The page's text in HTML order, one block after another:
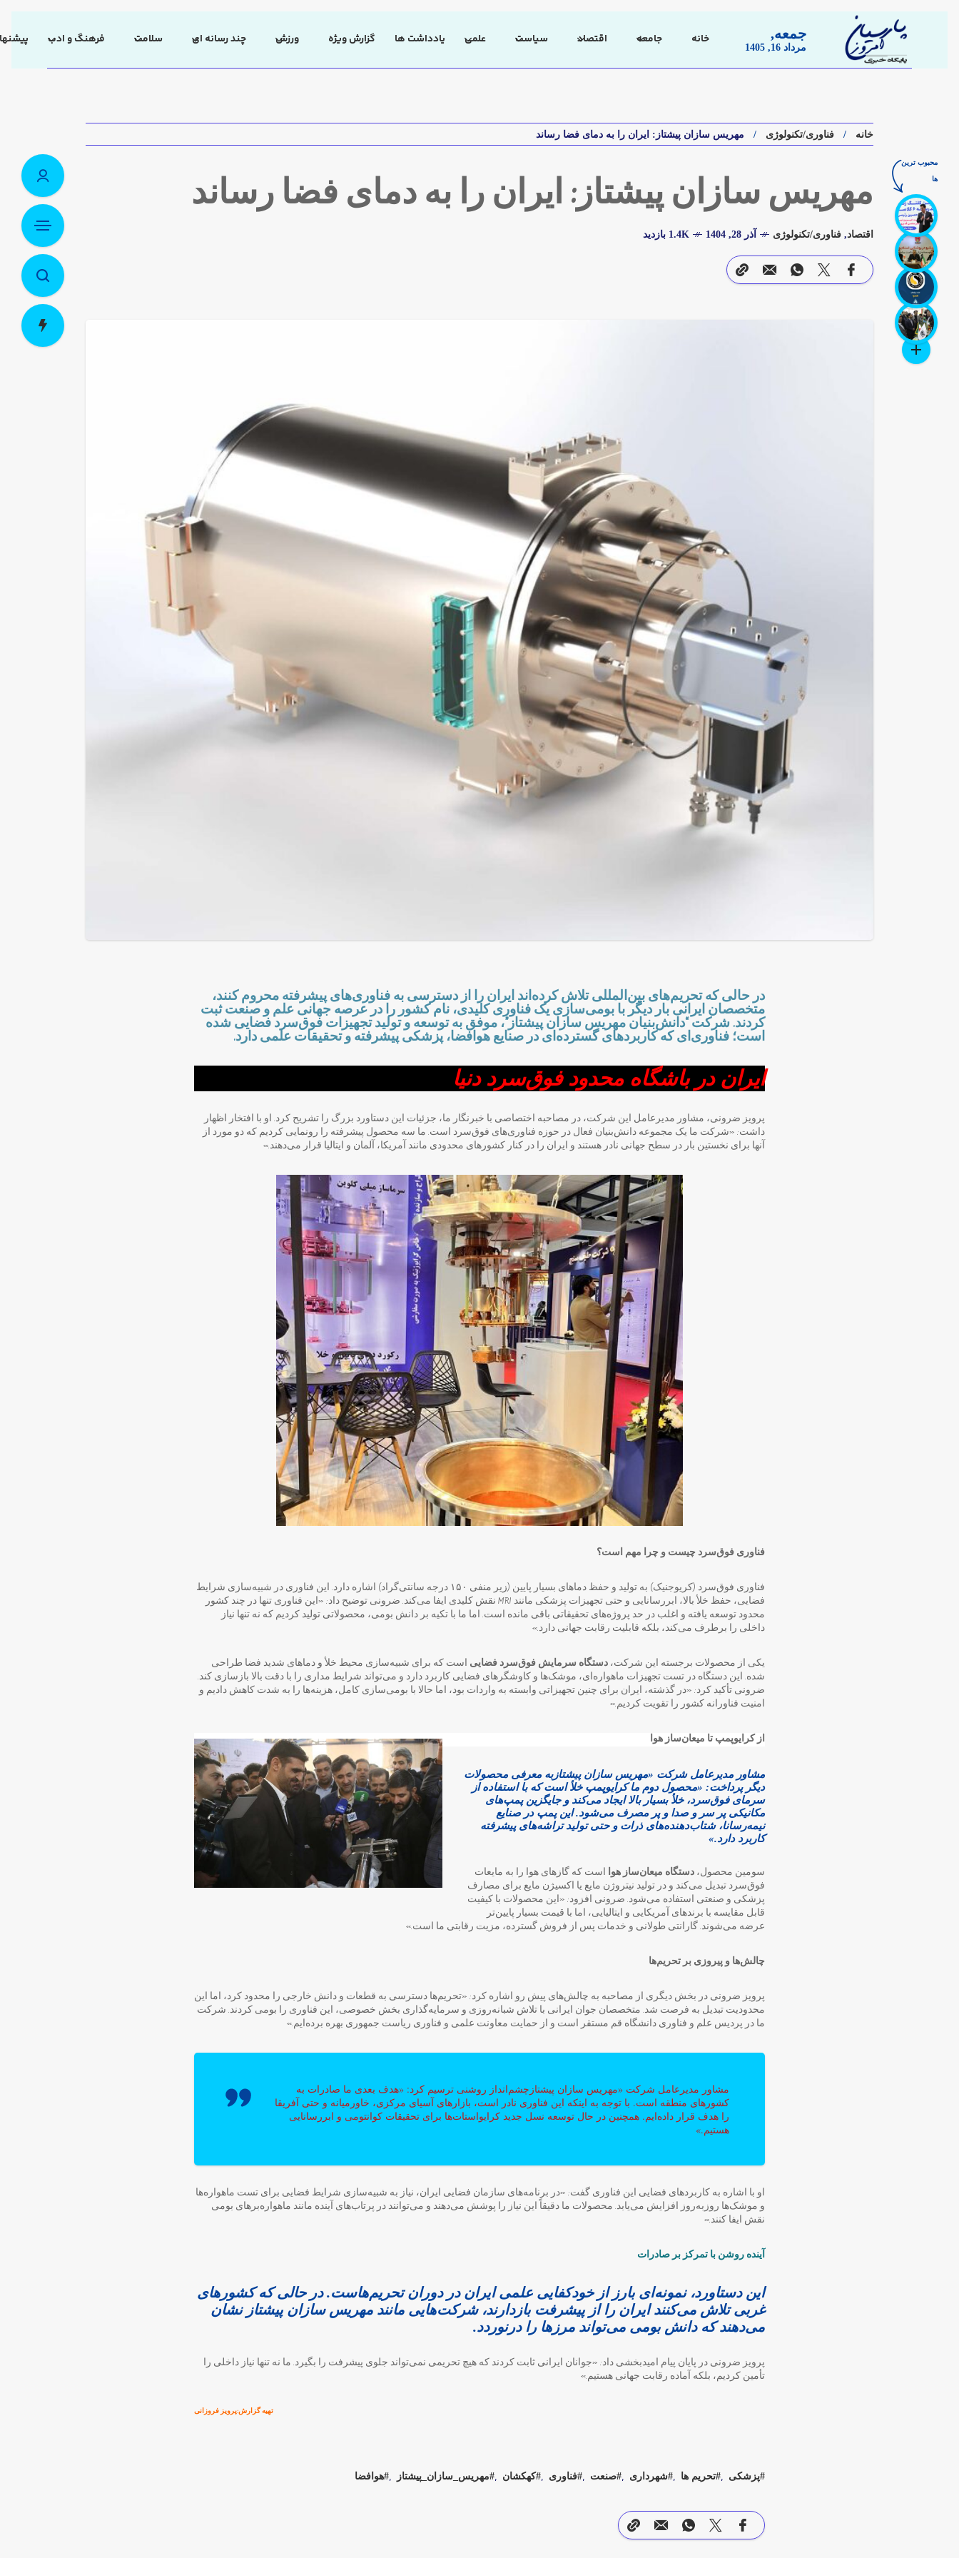
جمعه,
مرداد 16, 1405
خانه جامعه اقتصاد سیاست علمی یادداشت ها گزارش ویژه ورزش چند رسانه ای سلامت فرهنگ و ادب
خانه فناوری/تکنولوژی مهریس‌ سازان پیشتاز: ایران را به دمای فضا رساند
مهریس‌ سازان پیشتاز: ایران را به دمای فضا رساند
اقتصاد, فناوری/تکنولوژی آذر 28, 1404 1.4K بازدید
در حالی که تحریم‌های بین‌المللی تلاش کرده‌اند ایران را از دسترسی به فناوری‌های پیشرفته محروم کنند،
متخصصان ایرانی بار دیگر با بومی‌سازی یک فناوری کلیدی، نام کشور را در عرصه جهانی علم و صنعت ثبت
کردند. شرکت “دانش‌بنیان مهریس‌ سازان پیشتاز”، موفق به توسعه و تولید تجهیزات فوق‌سرد فضایی شده
است؛ فناوری‌ای که کاربردهای گسترده‌ای در صنایع هوافضا، پزشکی پیشرفته و تحقیقات علمی دارد.
ایران در باشگاه محدود فوق‌سرد دنیا
پرویز ضرونی، مشاور مدیرعامل این شرکت، در مصاحبه اختصاصی با خبرنگار ما، جزئیات این دستاورد بزرگ را تشریح کرد. او با افتخار اظهار
داشت: «شرکت ما یک مجموعه دانش‌بنیان فعال در حوزه فناوری‌های فوق‌سرد است. ما سه محصول پیشرفته را رونمایی کردیم که دو مورد از
آنها برای نخستین بار در سطح جهانی نادر هستند و ایران را در کنار کشورهای محدودی مانند آمریکا، آلمان و ایتالیا قرار می‌دهند.»
فناوری فوق‌سرد چیست و چرا مهم است؟
فناوری فوق‌سرد (کریوجنیک) به تولید و حفظ دماهای بسیار پایین (زیر منفی ۱۵۰ درجه سانتی‌گراد) اشاره دارد. این فناوری در شبیه‌سازی شرایط
فضایی، حفظ خلأ بالا، ابررسانایی و حتی تجهیزات پزشکی مانند MRI نقش کلیدی ایفا می‌کند. ضرونی توضیح داد: «این فناوری تنها در چند کشور
محدود توسعه یافته و اغلب در حد پروژه‌های تحقیقاتی باقی مانده است. اما ما با تکیه بر دانش بومی، محصولاتی تولید کردیم که نه تنها نیاز
داخلی را برطرف می‌کند، بلکه قابلیت رقابت جهانی دارد.»
یکی از محصولات برجسته این شرکت، دستگاه سرمایش فوق‌سرد فضایی است که برای شبیه‌سازی محیط خلأ و دماهای شدید فضا طراحی
شده. این دستگاه در تست تجهیزات ماهواره‌ای، موشک‌ها و کاوشگرهای فضایی کاربرد دارد و می‌تواند شرایط مداری را با دقت بالا بازسازی کند.
ضرونی تأکید کرد: «در گذشته، ایران برای چنین تجهیزاتی وابسته به واردات بود، اما حالا با بومی‌سازی کامل، هزینه‌ها را به شدت کاهش دادیم و
امنیت فناورانه کشور را تقویت کردیم.»
از کرایوپمپ تا میعان‌ساز هوا
مشاور مدیرعامل شرکت «مهریس‌ سازان پیشتازبه معرفی محصولات
دیگر پرداخت: «محصول دوم ما کرایوپمپ خلأ است که با استفاده از
سرمای فوق‌سرد، خلأ بسیار بالا ایجاد می‌کند و جایگزین پمپ‌های
مکانیکی پر سر و صدا و پر مصرف می‌شود. این پمپ در صنایع
نیمه‌رسانا، شتاب‌دهنده‌های ذرات و حتی تولید تراشه‌های پیشرفته
کاربرد دارد.»
سومین محصول، دستگاه میعان‌ساز هوا است که گازهای هوا را به مایعات
فوق‌سرد تبدیل می‌کند و در تولید نیتروژن مایع یا اکسیژن مایع برای مصارف
پزشکی و صنعتی استفاده می‌شود. ضرونی افزود: «این محصولات با کیفیت
قابل مقایسه با برندهای آمریکایی و ایتالیایی، اما با قیمت بسیار پایین‌تر
عرضه می‌شوند. گارانتی طولانی و خدمات پس از فروش گسترده، مزیت رقابتی ما است.»
چالش‌ها و پیروزی بر تحریم‌ها
پرویز ضرونی در بخش دیگری از مصاحبه به چالش‌های پیش رو اشاره کرد: «تحریم‌ها دسترسی به قطعات و دانش خارجی را محدود کرد، اما این
محدودیت تبدیل به فرصت شد. متخصصان جوان ایرانی با تلاش شبانه‌روزی و سرمایه‌گذاری بخش خصوصی، این فناوری را بومی کردند. شرکت
ما در پردیس علم و فناوری دانشگاه قم مستقر است و از حمایت معاونت علمی و فناوری ریاست جمهوری بهره برده‌ایم.»
مشاور مدیرعامل شرکت «مهریس‌ سازان پیشتازچشم‌انداز روشنی ترسیم کرد: «هدف بعدی ما صادرات به
کشورهای منطقه است. با توجه به اینکه این فناوری نادر است، بازارهای آسیای مرکزی، خاورمیانه و حتی آفریقا
را هدف قرار داده‌ایم. همچنین در حال توسعه نسل جدید کرایواستات‌ها برای تحقیقات کوانتومی و ابررسانایی
هستیم.»
او با اشاره به کاربردهای فضایی این فناوری گفت: «در برنامه‌های سازمان فضایی ایران، نیاز به شبیه‌سازی شرایط فضایی برای تست ماهواره‌ها
و موشک‌ها روزبه‌روز افزایش می‌یابد. محصولات ما دقیقاً این نیاز را پوشش می‌دهند و می‌توانند در پرتاب‌های آینده مانند ماهواره‌برهای بومی
نقش ایفا کنند.»
آینده روشن با تمرکز بر صادرات
این دستاورد، نمونه‌ای بارز از خودکفایی علمی ایران در دوران تحریم‌هاست. در حالی که کشورهای
غربی تلاش می‌کنند ایران را از پیشرفت بازدارند، شرکت‌هایی مانند مهریس سازان پیشتاز نشان
می‌دهند که دانش بومی می‌تواند مرزها را درنوردد.
پرویز ضرونی در پایان پیام امیدبخشی داد: «جوانان ایرانی ثابت کردند که هیچ تحریمی نمی‌تواند جلوی پیشرفت را بگیرد. ما نه تنها نیاز داخلی را
تأمین کردیم، بلکه آماده رقابت جهانی هستیم.»
تهیه گزارش:پرویز فروزانی
پزشکی تحریم ها شهرداری صنعت فناوری کهکشان مهریس‌_سازان_پیشتاز هوافضا
محبوب ترین
ها